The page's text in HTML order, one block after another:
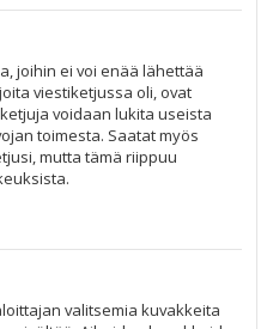
joihin ei voi enää lähettää
viestiketjussa oli, ovat
voidaan lukita useista
toimesta. Saatat myös
mutta tämä riippuu
valitsemia kuvakkeita